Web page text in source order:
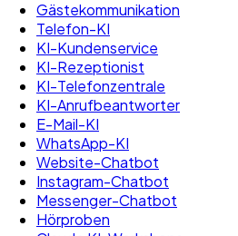
Gästekommunikation
Telefon-KI
KI-Kundenservice
KI-Rezeptionist
KI-Telefonzentrale
KI-Anrufbeantworter
E-Mail-KI
WhatsApp-KI
Website-Chatbot
Instagram-Chatbot
Messenger-Chatbot
Hörproben